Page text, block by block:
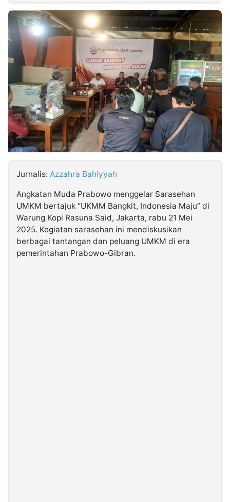
INDONESIA
Partner
NTB
Time
IDN
Jogja
Rakyat
News
Notice
Baru
Seedbacklink
Follow
Kabarbaru
Jurnalis: Azzahra Bahiyyah
Angkatan Muda Prabowo menggelar Sarasehan
UMKM bertajuk “UKMM Bangkit, Indonesia Maju” di
Warung Kopi Rasuna Said, Jakarta, rabu 21 Mei
2025. Kegiatan sarasehan ini mendiskusikan
berbagai tantangan dan peluang UMKM di era
pemerintahan Prabowo-Gibran.